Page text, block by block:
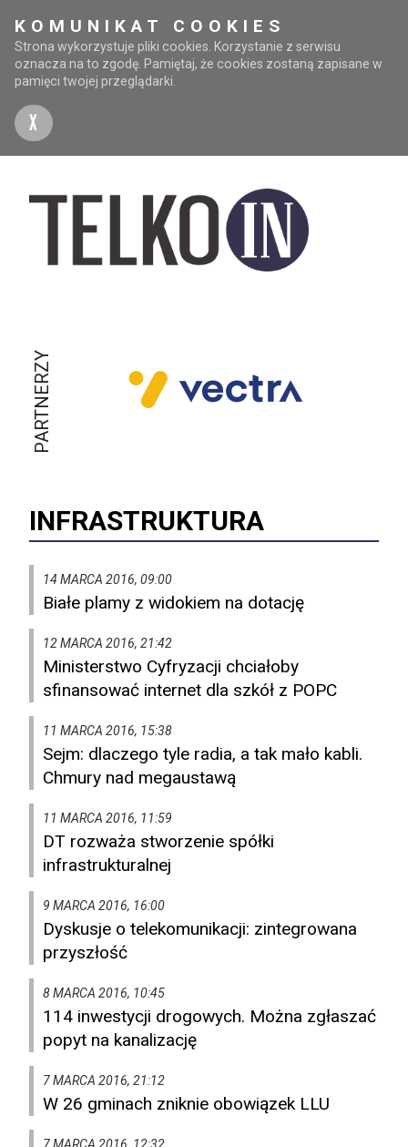
KOMUNIKAT COOKIES
Strona wykorzystuje pliki cookies. Korzystanie z serwisu
oznacza na to zgodę. Pamiętaj, że cookies zostaną zapisane w
pamięci twojej przeglądarki.
X
PARTNERZY
INFRASTRUKTURA
14 MARCA 2016, 09:00
Białe plamy z widokiem na dotację
12 MARCA 2016, 21:42
Ministerstwo Cyfryzacji chciałoby
sfinansować internet dla szkół z POPC
11 MARCA 2016, 15:38
Sejm: dlaczego tyle radia, a tak mało kabli.
Chmury nad megaustawą
11 MARCA 2016, 11:59
DT rozważa stworzenie spółki
infrastrukturalnej
9 MARCA 2016, 16:00
Dyskusje o telekomunikacji: zintegrowana
przyszłość
8 MARCA 2016, 10:45
114 inwestycji drogowych. Można zgłaszać
popyt na kanalizację
7 MARCA 2016, 21:12
W 26 gminach zniknie obowiązek LLU